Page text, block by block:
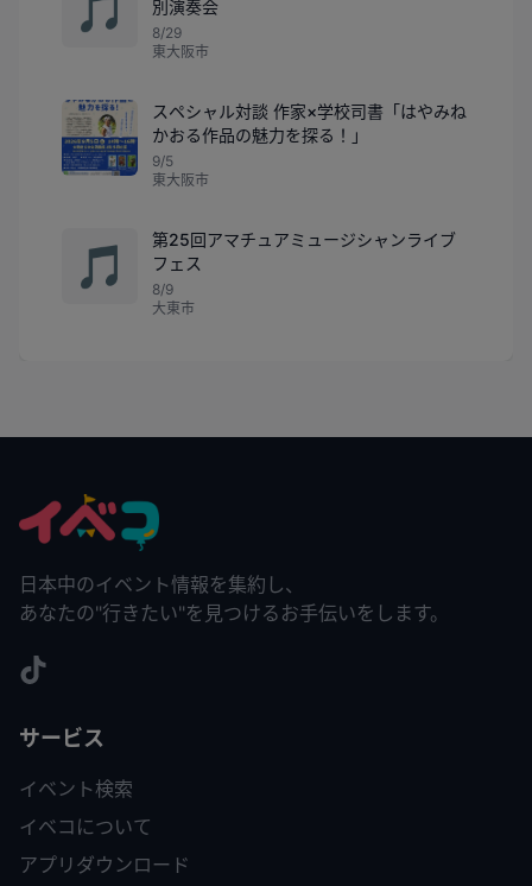
別演奏会
8/29
東大阪市
スペシャル対談 作家×学校司書「はやみね
かおる作品の魅力を探る！」
9/5
東大阪市
🎵
第25回アマチュアミュージシャンライブ
フェス
8/9
大東市
日本中のイベント情報を集約し、
あなたの"行きたい"を見つけるお手伝いをします。
サービス
イベント検索
イベコについて
アプリダウンロード